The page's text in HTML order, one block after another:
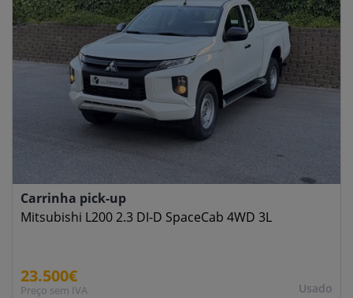
Usado
Carrinha pick-up
Mitsubishi L200 2.3 DI-D SpaceCab 4WD 3L
23.500€
Preço sem IVA